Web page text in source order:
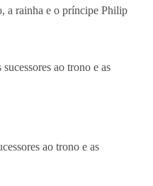
a rainha e o príncipe Philip
ao trono e as